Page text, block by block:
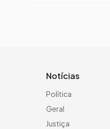
Notícias
Política
Geral
Justiça